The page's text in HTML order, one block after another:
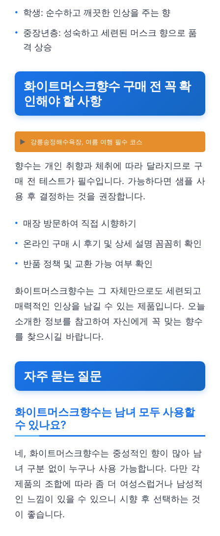
학생: 순수하고 깨끗한 인상을 주는 향
중장년층: 성숙하고 세련된 머스크 향으로 품
격 상승
화이트머스크향수 구매 전 꼭 확
인해야 할 사항
▶️ 강릉송정해수욕장, 여름 여행 필수 코스
향수는 개인 취향과 체취에 따라 달라지므로 구
매 전 테스트가 필수입니다. 가능하다면 샘플 사
용 후 결정하는 것을 권장합니다.
매장 방문하여 직접 시향하기
온라인 구매 시 후기 및 상세 설명 꼼꼼히 확인
반품 정책 및 교환 가능 여부 확인
화이트머스크향수는 그 자체만으로도 세련되고
매력적인 인상을 남길 수 있는 제품입니다. 오늘
소개한 정보를 참고하여 자신에게 꼭 맞는 향수
를 찾으시길 바랍니다.
자주 묻는 질문
화이트머스크향수는 남녀 모두 사용할
수 있나요?
네, 화이트머스크향수는 중성적인 향이 많아 남
녀 구분 없이 누구나 사용 가능합니다. 다만 각
제품의 조합에 따라 좀 더 여성스럽거나 남성적
인 느낌이 있을 수 있으니 시향 후 선택하는 것
이 좋습니다.